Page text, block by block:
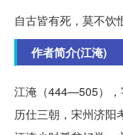
自古皆有死，莫不饮
作者简介(江淹)
江淹（444—505），
历仕三朝，宋州济阳